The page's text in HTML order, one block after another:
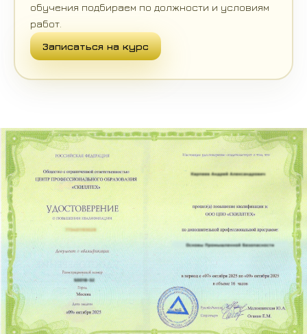
обучения подбираем по должности и условиям
работ.
Записаться на курс